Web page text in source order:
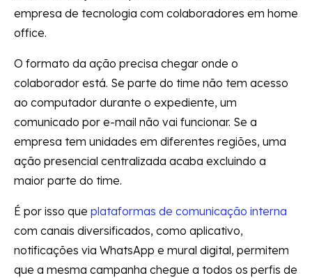
empresa de tecnologia com colaboradores em home
office.
O formato da ação precisa chegar onde o
colaborador está. Se parte do time não tem acesso
ao computador durante o expediente, um
comunicado por e-mail não vai funcionar. Se a
empresa tem unidades em diferentes regiões, uma
ação presencial centralizada acaba excluindo a
maior parte do time.
É por isso que plataformas de comunicação interna
com canais diversificados, como aplicativo,
notificações via WhatsApp e mural digital, permitem
que a mesma campanha chegue a todos os perfis de